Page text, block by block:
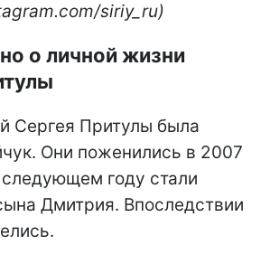
siriy_ru)
о личной жизни
Сергея Притулы была
Они поженились в 2007
году стали
Дмитрия. Впоследствии